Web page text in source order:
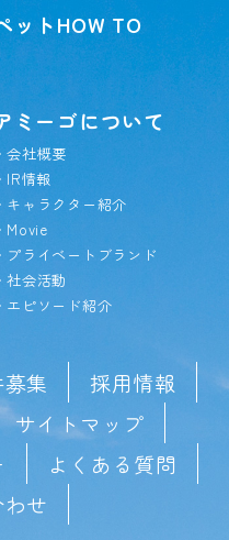
ットHOW TO
ミーゴについて
会社概要
IR情報
キャラクター紹介
Movie
プライベートブランド
社会活動
エピソード紹介
集
採用情報
サイトマップ
よくある質問
せ